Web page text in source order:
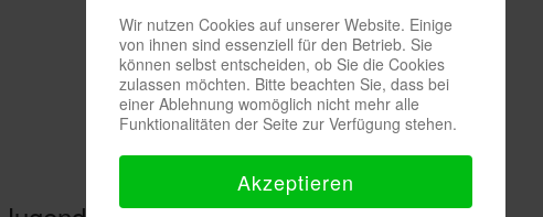
GEO Nr. 11/2004
Wir nutzen Cookies auf unserer Website. Einige
von ihnen sind essenziell für den Betrieb. Sie
können selbst entscheiden, ob Sie die Cookies
zulassen möchten. Bitte beachten Sie, dass bei
einer Ablehnung womöglich nicht mehr alle
Funktionalitäten der Seite zur Verfügung stehen.
Akzeptieren